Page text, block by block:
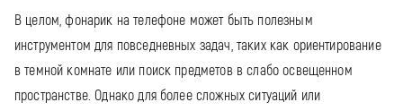
В целом, фонарик на телефоне может быть полезным
инструментом для повседневных задач, таких как ориентирование
в темной комнате или поиск предметов в слабо освещенном
пространстве. Однако для более сложных ситуаций или